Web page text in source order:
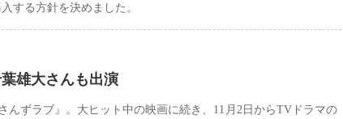
する方針を決めました。
雄大さんも出演
ずラブ』。大ヒット中の映画に続き、11月2日からTVドラマの